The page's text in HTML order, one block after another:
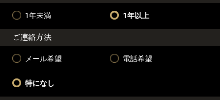
1年未満 1年以上
ご連絡方法
メール希望 電話希望
特になし